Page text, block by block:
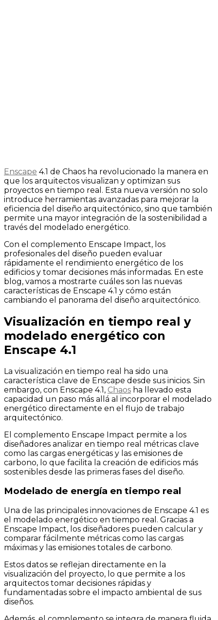
Enscape 4.1 de Chaos ha revolucionado la manera en
que los arquitectos visualizan y optimizan sus
proyectos en tiempo real. Esta nueva versión no solo
introduce herramientas avanzadas para mejorar la
eficiencia del diseño arquitectónico, sino que también
permite una mayor integración de la sostenibilidad a
través del modelado energético.
Con el complemento Enscape Impact, los
profesionales del diseño pueden evaluar
rápidamente el rendimiento energético de los
edificios y tomar decisiones más informadas. En este
blog, vamos a mostrarte cuáles son las nuevas
características de Enscape 4.1 y cómo están
cambiando el panorama del diseño arquitectónico.
Visualización en tiempo real y
modelado energético con
Enscape 4.1
La visualización en tiempo real ha sido una
característica clave de Enscape desde sus inicios. Sin
embargo, con Enscape 4.1, Chaos ha llevado esta
capacidad un paso más allá al incorporar el modelado
energético directamente en el flujo de trabajo
arquitectónico.
El complemento Enscape Impact permite a los
diseñadores analizar en tiempo real métricas clave
como las cargas energéticas y las emisiones de
carbono, lo que facilita la creación de edificios más
sostenibles desde las primeras fases del diseño.
Modelado de energía en tiempo real
Una de las principales innovaciones de Enscape 4.1 es
el modelado energético en tiempo real. Gracias a
Enscape Impact, los diseñadores pueden calcular y
comparar fácilmente métricas como las cargas
máximas y las emisiones totales de carbono.
Estos datos se reflejan directamente en la
visualización del proyecto, lo que permite a los
arquitectos tomar decisiones rápidas y
fundamentadas sobre el impacto ambiental de sus
diseños.